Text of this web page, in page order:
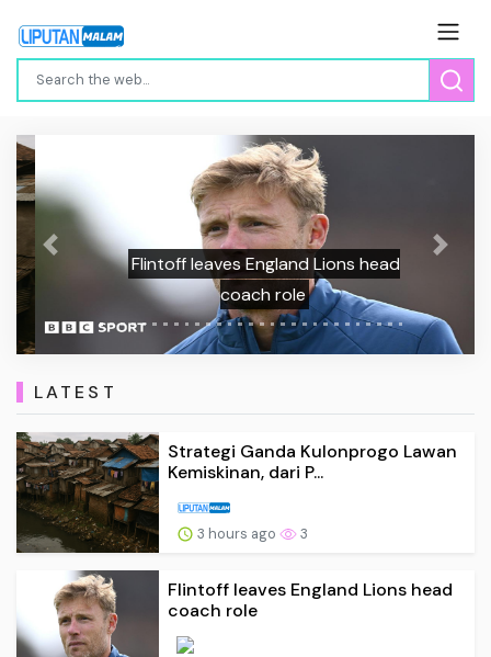
Flintoff leaves England Lions head
coach role
Previous Next
LATEST
Strategi Ganda Kulonprogo Lawan
Kemiskinan, dari P...
3 hours ago 3
Flintoff leaves England Lions head
coach role